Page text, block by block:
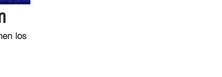
los